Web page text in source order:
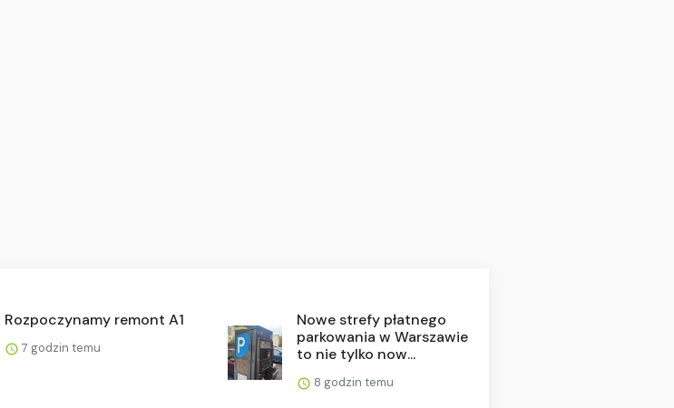
Rozpoczynamy remont A1
7 godzin temu
Nowe strefy płatnego
parkowania w Warszawie
to nie tylko now...
8 godzin temu